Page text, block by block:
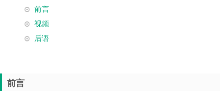
前言
视频
后语
前言